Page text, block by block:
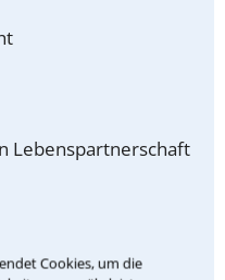
Cookies, um die
Lebenspartnerschaft